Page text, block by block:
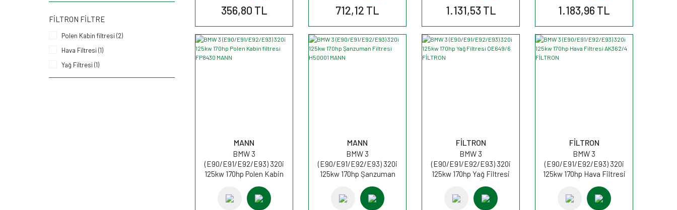
FILTRON FILTRE
Polen Kabin filtresi (2)
Hava Filtresi (1)
Yağ Filtresi (1)
356,80 TL 712,12 TL 1.131,53 TL 1.183,96 TL
MANN
BMW 3
(E90/E91/E92/E93) 320i
125kw 170hp Polen Kabin
MANN
BMW 3
(E90/E91/E92/E93) 320i
125kw 170hp Şanzuman
FİLTRON
BMW 3
(E90/E91/E92/E93) 320i
125kw 170hp Yağ Filtresi
FİLTRON
BMW 3
(E90/E91/E92/E93) 320i
125kw 170hp Hava Filtresi